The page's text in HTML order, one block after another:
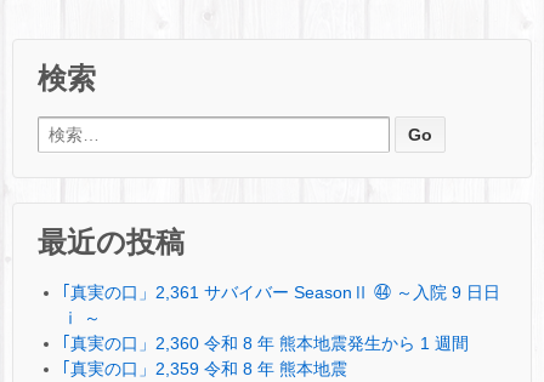
検索
検索:
最近の投稿
｢真実の口」2,361 サバイバー SeasonⅡ ㊹ ～入院 9 日日
ⅰ ～
｢真実の口」2,360 令和 8 年 熊本地震発生から 1 週間
｢真実の口」2,359 令和 8 年 熊本地震